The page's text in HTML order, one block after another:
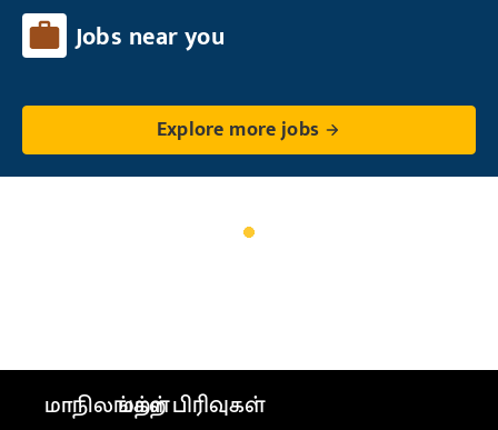
Jobs near you
Explore more jobs
மாநிலங்கள்மற்ற பிரிவுகள்